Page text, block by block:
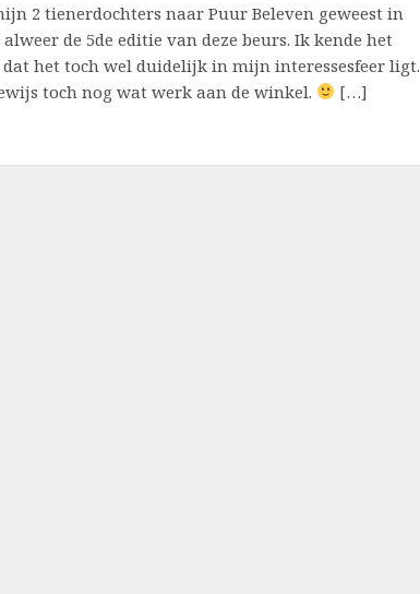
2 tienerdochters naar Puur Beleven geweest in
de 5de editie van deze beurs. Ik kende het
het toch wel duidelijk in mijn interessesfeer ligt.
toch nog wat werk aan de winkel.
[…]